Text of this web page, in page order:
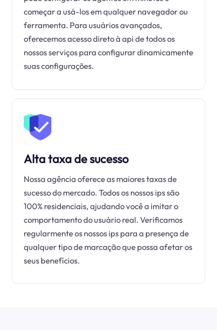
começar a usá-los em qualquer navegador ou
ferramenta. Para usuários avançados,
oferecemos acesso direto à api de todos os
nossos serviços para configurar dinamicamente
suas configurações.
Alta taxa de sucesso
Nossa agência oferece as maiores taxas de
sucesso do mercado. Todos os nossos ips são
100% residenciais, ajudando você a imitar o
comportamento do usuário real. Verificamos
regularmente os nossos ips para a presença de
qualquer tipo de marcação que possa afetar os
seus benefícios.